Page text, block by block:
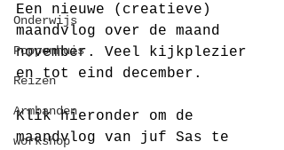
Onderwijs
Poppenhuis
Reizen
Armbanden
workshop
Een nieuwe (creatieve)
maandvlog over de maand
november. Veel kijkplezier
en tot eind december.
Klik hieronder om de
maandvlog van juf Sas te